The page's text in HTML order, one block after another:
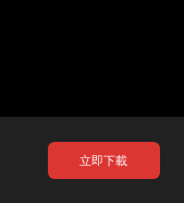
立即下載